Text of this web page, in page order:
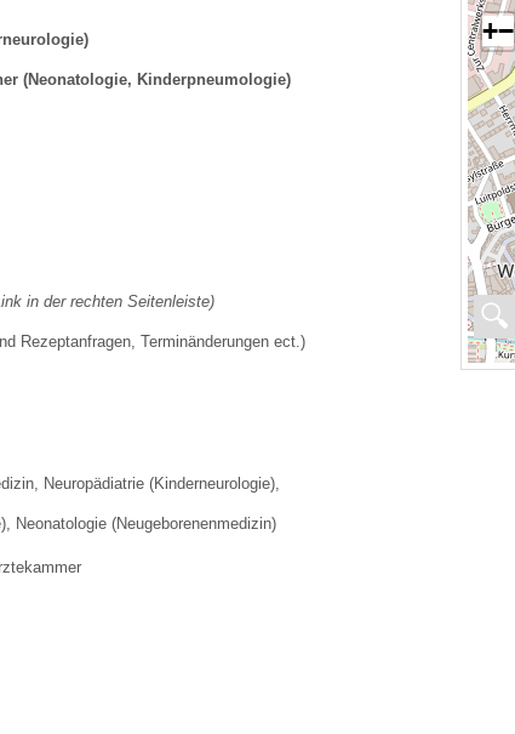
(Neonatologie, Kinderpneumologie)
in der rechten Seitenleiste)
Terminänderungen ect.)
Neuropädiatrie (Kinderneurologie),
Neonatologie (Neugeborenenmedizin)
🔍
+−